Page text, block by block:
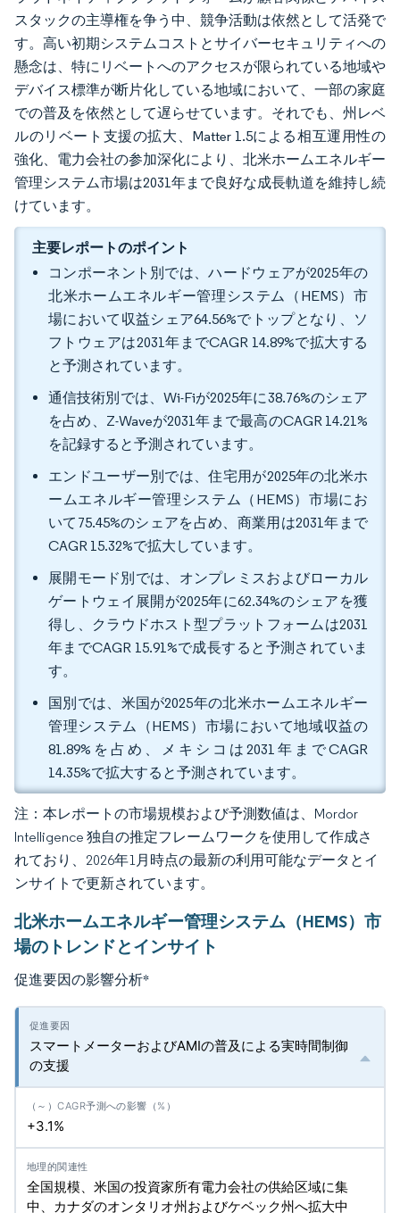
スタックの主導権を争う中、競争活動は依然として活発で
す。高い初期システムコストとサイバーセキュリティへの
懸念は、特にリベートへのアクセスが限られている地域や
デバイス標準が断片化している地域において、一部の家庭
での普及を依然として遅らせています。それでも、州レベ
ルのリベート支援の拡大、Matter 1.5による相互運用性の
強化、電力会社の参加深化により、北米ホームエネルギー
管理システム市場は2031年まで良好な成長軌道を維持し続
けています。
主要レポートのポイント
コンポーネント別では、ハードウェアが2025年の
北米ホームエネルギー管理システム（HEMS）市
場において収益シェア64.56%でトップとなり、ソ
フトウェアは2031年までCAGR 14.89%で拡大する
と予測されています。
通信技術別では、Wi-Fiが2025年に38.76%のシェア
を占め、Z-Waveが2031年まで最高のCAGR 14.21%
を記録すると予測されています。
エンドユーザー別では、住宅用が2025年の北米ホ
ームエネルギー管理システム（HEMS）市場にお
いて75.45%のシェアを占め、商業用は2031年まで
CAGR 15.32%で拡大しています。
展開モード別では、オンプレミスおよびローカル
ゲートウェイ展開が2025年に62.34%のシェアを獲
得し、クラウドホスト型プラットフォームは2031
年までCAGR 15.91%で成長すると予測されていま
す。
国別では、米国が2025年の北米ホームエネルギー
管理システム（HEMS）市場において地域収益の
81.89%を占め、メキシコは2031年までCAGR
14.35%で拡大すると予測されています。
注：本レポートの市場規模および予測数値は、Mordor
Intelligence 独自の推定フレームワークを使用して作成さ
れており、2026年1月時点の最新の利用可能なデータとイ
ンサイトで更新されています。
北米ホームエネルギー管理システム（HEMS）市
場のトレンドとインサイト
促進要因の影響分析*
スマートメーターおよびAMIの普及による実時間制御
の支援
+3.1%
全国規模、米国の投資家所有電力会社の供給区域に集
中、カナダのオンタリオ州およびケベック州へ拡大中